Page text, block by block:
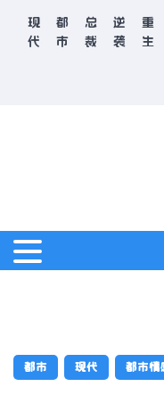
现
代
都
市
总
裁
逆
袭
重
生
都市 现代 都市情